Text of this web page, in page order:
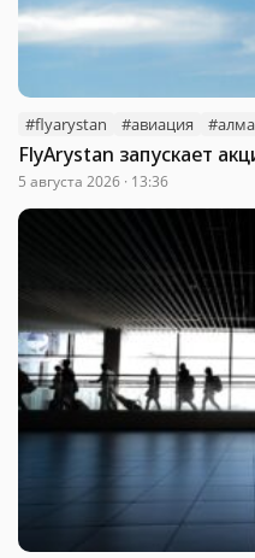
#flyarystan #авиация
FlyArystan запускает
5 августа 2026 · 13:36